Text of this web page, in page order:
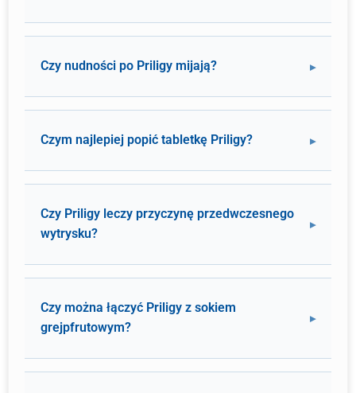
Czy nudności po Priligy mijają?
Czym najlepiej popić tabletkę Priligy?
Czy Priligy leczy przyczynę przedwczesnego
wytrysku?
Czy można łączyć Priligy z sokiem
grejpfrutowym?